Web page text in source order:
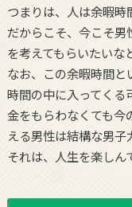
つまりは、人は余暇時
だからこそ、今こそ
を考えてもらいたいな
なお、この余暇時間
時間の中に入ってくる
金をもらわなくても今
える男性は結構な男子
それは、人生を楽しん